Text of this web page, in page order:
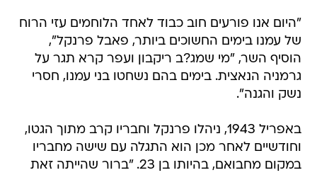
"היום אנו פורעים חוב כבוד לאחד הלוחמים עזי הרוח
של עמנו בימים החשוכים ביותר, פאבל פרנקל",
הוסיף השר, "מי שמג?ב ריקבון ועפר קרא תגר על
גרמניה הנאצית. בימים בהם נשחטו בני עמנו, חסרי
נשק והגנה".
באפריל 1943, ניהלו פרנקל וחבריו קרב מתוך הגטו,
וחודשיים לאחר מכן הוא התגלה עם שישה מחבריו
במקום מחבואם, בהיותו בן 23. "ברור שהייתה זאת